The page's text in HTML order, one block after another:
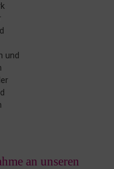
und
an unseren